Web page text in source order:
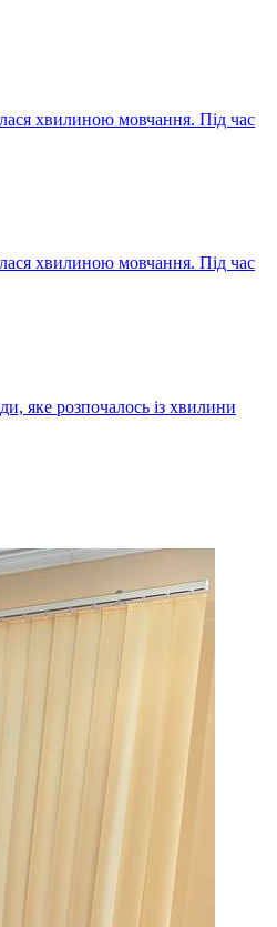
хвилиною мовчання. Під час
хвилиною мовчання. Під час
яке розпочалось із хвилини